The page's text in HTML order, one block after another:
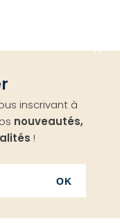
inscrivant à
nouveautés,
!
OK